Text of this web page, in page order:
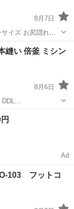
8月7日
ール
縫い 倍釜 ミシン
8月6日
Ad
103 フットコ